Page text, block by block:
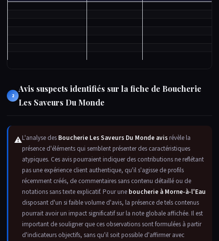
2
Avis suspects identifiés sur la fiche de Boucherie
Les Saveurs Du Monde
⚠L'analyse des Boucherie Les Saveurs Du Monde avis révèle la
présence d'éléments qui semblent présenter des caractéristiques
atypiques. Ces avis pourraient indiquer des contributions ne reflétant
pas une expérience client authentique, qu'il s'agisse de profils
récemment créés, de commentaires sans contenu détaillé ou de
notations sans texte explicatif. Pour une boucherie à Morne-à-l'Eau
disposant d'un si faible volume d'avis, la présence de tels contenus
pourrait avoir un impact significatif sur la note globale affichée. Il est
important de souligner que ces observations sont formulées à partir
d'indicateurs objectifs, sans qu'il soit possible d'affirmer avec